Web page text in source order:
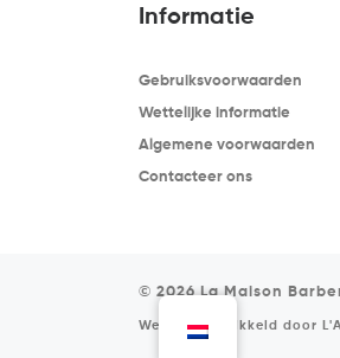
Informatie
Gebruiksvoorwaarden
Wettelijke informatie
Algemene voorwaarden
Contacteer ons
© 2026 La Maison
Website ontwikkeld door